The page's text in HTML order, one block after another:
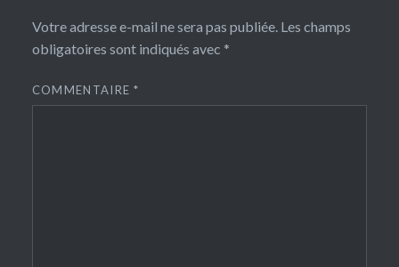
Votre adresse e-mail ne sera pas publiée. Les champs
obligatoires sont indiqués avec *
COMMENTAIRE*